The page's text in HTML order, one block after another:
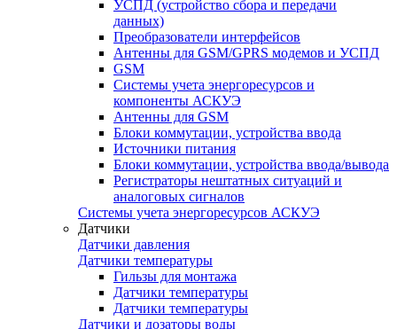
УСПД (устройство сбора и передачи
данных)
Преобразователи интерфейсов
Антенны для GSM/GPRS модемов и УСПД
GSM
Системы учета энергоресурсов и
компоненты АСКУЭ
Антенны для GSM
Блоки коммутации, устройства ввода
Источники питания
Блоки коммутации, устройства ввода/вывода
Регистраторы нештатных ситуаций и
аналоговых сигналов
Системы учета энергоресурсов АСКУЭ
Датчики
Датчики давления
Датчики температуры
Гильзы для монтажа
Датчики температуры
Датчики температуры
Датчики и дозаторы воды